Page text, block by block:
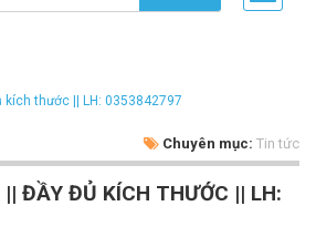
kích thước || LH: 0353842797
Chuyên mục: Tin tức
|| ĐẦY ĐỦ KÍCH THƯỚC || LH: